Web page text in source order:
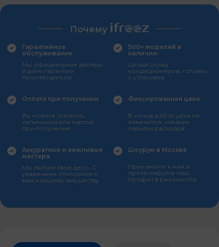
Почему
Гарантийное
обслуживание
Мы официальные дилеры
и даем гарантию
производителя
500+ моделей в
наличии
Целый склад
кондиционеров, готовых
к установке
Оплата при получении
Вы можете оплатить
наличными или картой
при получении
Фиксированная цена
В конце работ цена не
изменится, никаких
скрытых расходов
Аккуратные и вежливые
мастера
Мы любим свое дело. С
уважением относимся к
вам и вашему имуществу
Шоурум в Москве
Приезжайте к нам и
протестируйте наш
продукт в реальности